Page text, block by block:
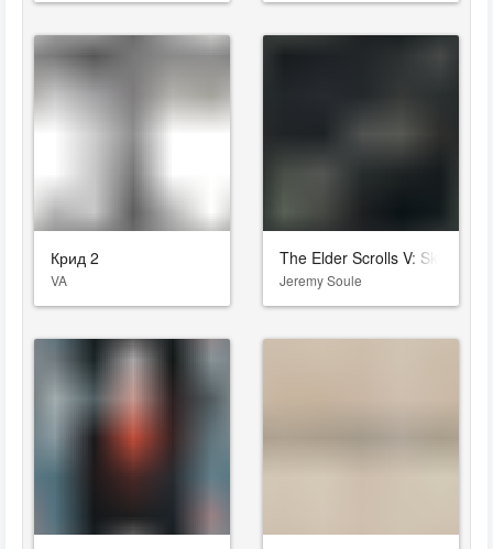
Крид 2
VA
The Elder Scrolls V: Skyrim
Jeremy Soule